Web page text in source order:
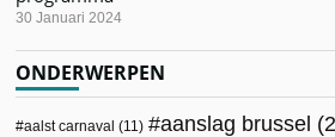
30 Januari 2024
ONDERWERPEN
aalst carnaval (11) aanslag brussel